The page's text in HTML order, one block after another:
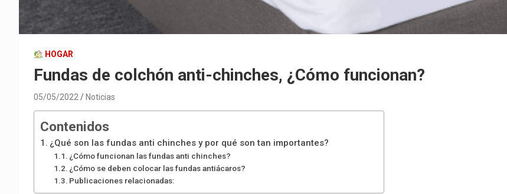
HOGAR
Fundas de colchón anti-chinches, ¿Cómo funcionan?
05/05/2022 Noticias
Contenidos
¿Qué son las fundas anti chinches y por qué son tan importantes?
¿Cómo funcionan las fundas anti chinches?
¿Cómo se deben colocar las fundas antiácaros?
Publicaciones relacionadas: